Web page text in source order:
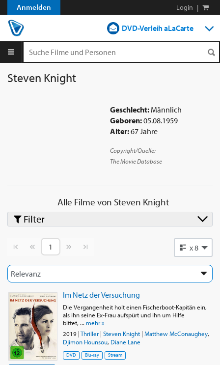
Anmelden Login |
DVD-Verleih aLaCarte
Geschlecht: Männlich
Geboren:05.08.1959
Alter:67 Jahre
Copyright/Quelle:
The Movie Database
Steven Knight
Alle Filme von Steven Knight
Vorherige SeiteNächste Seite x 8
Im Netz der Versuchung
Die Vergangenheit holt einen Fischerboot-Kapitän ein,
als ihn seine Ex-Frau aufspürt und ihn um Hilfe
bittet, ... mehr »
2019|Thriller| Steven Knight| Matthew McConaughey,
Djimon Hounsou, Diane Lane
DVD Blu-ray Stream
Filter